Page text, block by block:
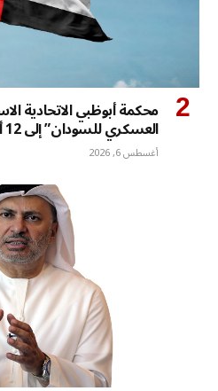
محكمة أبوظبي الاتحادية
العسكري للسودان” إلى 12 أغسطس
أغسطس 6, 2026